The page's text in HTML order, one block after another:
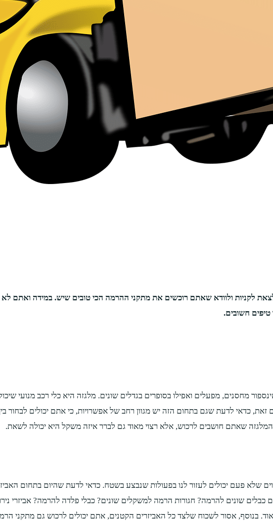
לקניות ולוודא שאתם רוכשים את מתקני ההרמה הכי טובים שיש. במידה ואתם
חשובים.
מחסנים, מפעלים ואפילו בסופרים בגדלים שונים. מלגזה היא כלי רכב מנועי
כדאי לדעת שגם בתחום הזה יש מגוון רחב של אפשרויות, כי אתם יכולים לבחור
שאתם חושבים לרכוש, אלא רצוי מאוד גם לברר איזה משקל היא יכולה לשאת.
פעם יכולים לעזור לנו בפעולות שנבצע בשטח. כדאי לדעת שהיום בתחום
שונים להרמה? חגורות הרמה למשקלים שונים? כבלי פלדה להרמה? אביזרי
בנוסף, אסור לשכוח שלצד כל האביזרים הקטנים, אתם יכולים לרכוש גם מתקני